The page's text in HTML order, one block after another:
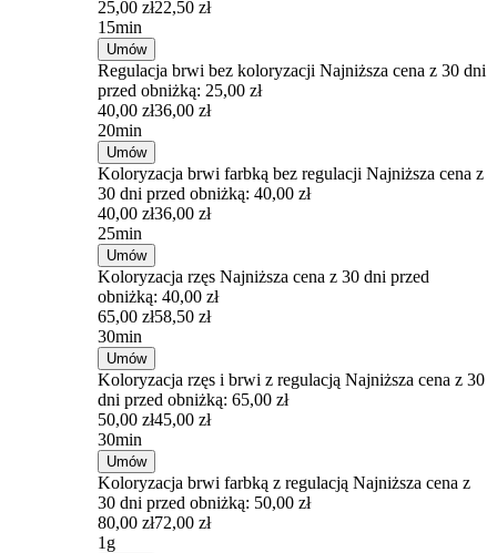
25,00 zł22,50 zł
15min
Umów
Regulacja brwi bez koloryzacji Najniższa cena z 30 dni
przed obniżką: 25,00 zł
40,00 zł36,00 zł
20min
Umów
Koloryzacja brwi farbką bez regulacji Najniższa cena z
30 dni przed obniżką: 40,00 zł
40,00 zł36,00 zł
25min
Umów
Koloryzacja rzęs Najniższa cena z 30 dni przed
obniżką: 40,00 zł
65,00 zł58,50 zł
30min
Umów
Koloryzacja rzęs i brwi z regulacją Najniższa cena z 30
dni przed obniżką: 65,00 zł
50,00 zł45,00 zł
30min
Umów
Koloryzacja brwi farbką z regulacją Najniższa cena z
30 dni przed obniżką: 50,00 zł
80,00 zł72,00 zł
1g